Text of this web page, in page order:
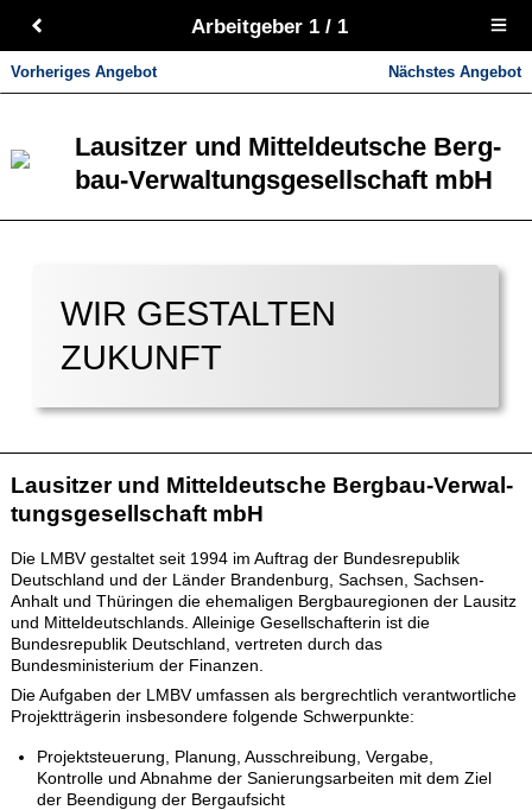
Arbeitgeber 1 / 1
Open
menu
Vorheriges Angebot Nächstes Angebot
Lau­sit­zer und Mit­tel­deut­sche Berg­
bau-Ver­wal­tungs­ge­sell­schaft mbH
WIR GESTAL­TEN
ZUKUNFT
Lau­sit­zer und Mit­tel­deut­sche Berg­bau-Ver­wal­
tungs­ge­sell­schaft mbH
Die LMBV gestaltet seit 1994 im Auftrag der Bundesrepublik
Deutschland und der Länder Brandenburg, Sachsen, Sachsen-
Anhalt und Thüringen die ehemaligen Bergbauregionen der Lausitz
und Mitteldeutschlands. Alleinige Gesellschafterin ist die
Bundesrepublik Deutschland, vertreten durch das
Bundesministerium der Finanzen.
Die Aufgaben der LMBV umfassen als bergrechtlich verantwortliche
Projektträgerin insbesondere folgende Schwerpunkte:
Projektsteuerung, Planung, Ausschreibung, Vergabe,
Kontrolle und Abnahme der Sanierungsarbeiten mit dem Ziel
der Beendigung der Bergaufsicht